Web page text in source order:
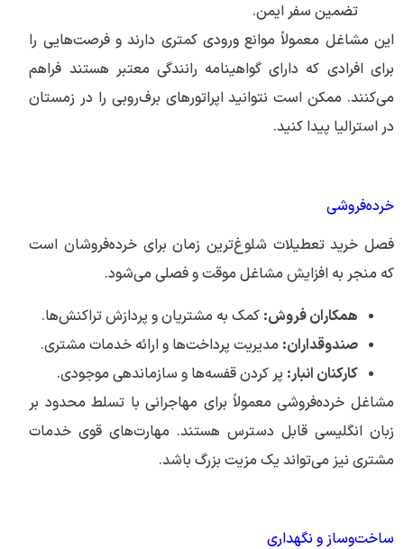
تضمین سفر ایمن.
این مشاغل معمولاً موانع ورودی کمتری دارند و فرصت‌هایی را
برای افرادی که دارای گواهینامه رانندگی معتبر هستند فراهم
می‌کنند. ممکن است نتوانید اپراتورهای برف‌روبی را در زمستان
در استرالیا پیدا کنید.
خرده‌فروشی
فصل خرید تعطیلات شلوغ‌ترین زمان برای خرده‌فروشان است
که منجر به افزایش مشاغل موقت و فصلی می‌شود.
همکاران فروش: کمک به مشتریان و پردازش تراکنش‌ها.
صندوقداران: مدیریت پرداخت‌ها و ارائه خدمات مشتری.
کارکنان انبار: پر کردن قفسه‌ها و سازماندهی موجودی.
مشاغل خرده‌فروشی معمولاً برای مهاجرانی با تسلط محدود بر
زبان انگلیسی قابل دسترس هستند. مهارت‌های قوی خدمات
مشتری نیز می‌تواند یک مزیت بزرگ باشد.
ساخت‌وساز و نگهداری